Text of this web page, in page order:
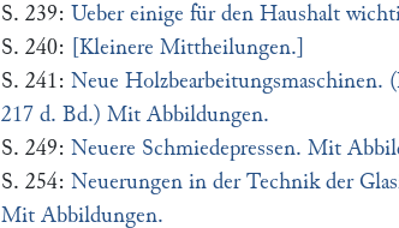
S. 239: Ueber einige für den Haushalt
S. 240:
[Kleinere Mittheilungen.]
S. 241: Neue Holzbearbeitungsmaschinen.
217 d. Bd.) Mit Abbildungen.
S. 249: Neuere Schmiedepressen. Mit
S. 254: Neuerungen in der Technik der
Mit Abbildungen.